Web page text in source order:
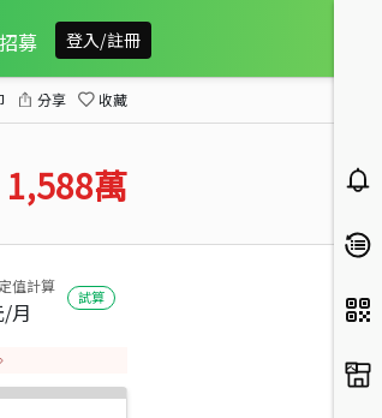
募 登入/註冊
分享 收藏
1,588萬
值計算
/月
試算